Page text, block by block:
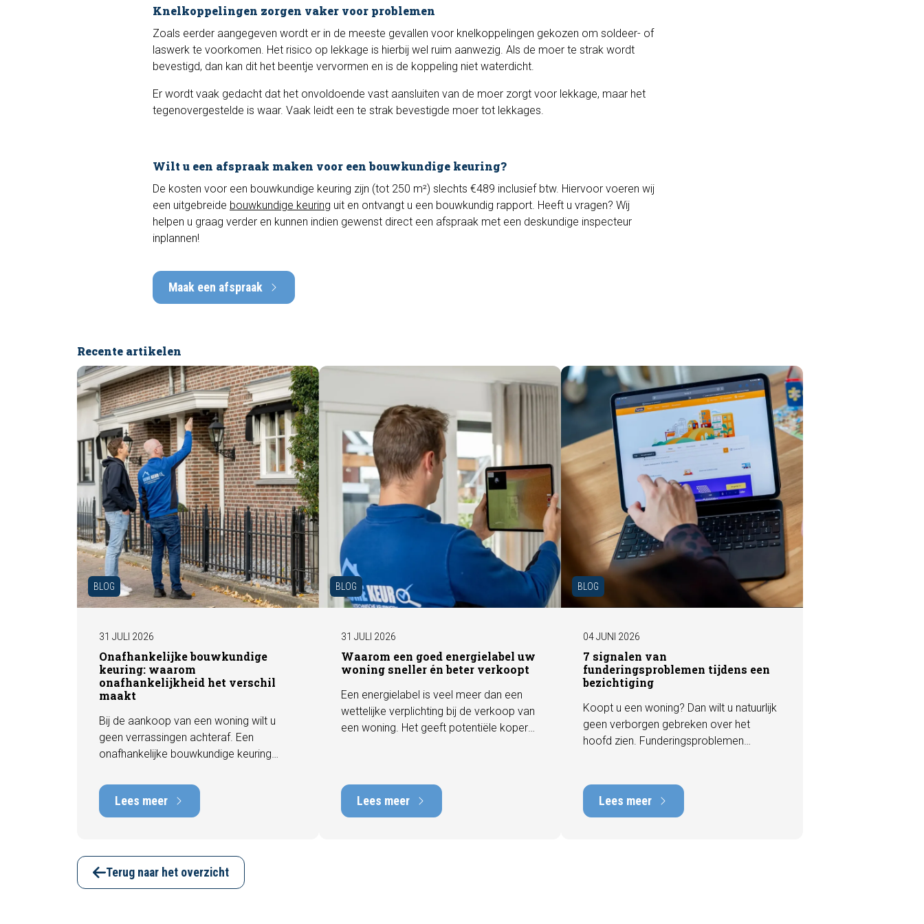
Knelkoppelingen zorgen vaker voor problemen
Zoals eerder aangegeven wordt er in de meeste gevallen voor knelkoppelingen gekozen om soldeer- of
laswerk te voorkomen. Het risico op lekkage is hierbij wel ruim aanwezig. Als de moer te strak wordt
bevestigd, dan kan dit het beentje vervormen en is de koppeling niet waterdicht.
Er wordt vaak gedacht dat het onvoldoende vast aansluiten van de moer zorgt voor lekkage, maar het
tegenovergestelde is waar. Vaak leidt een te strak bevestigde moer tot lekkages.
Wilt u een afspraak maken voor een bouwkundige keuring?
De kosten voor een bouwkundige keuring zijn (tot 250 m²) slechts €489 inclusief btw. Hiervoor voeren wij
een uitgebreide bouwkundige keuring uit en ontvangt u een bouwkundig rapport. Heeft u vragen? Wij
helpen u graag verder en kunnen indien gewenst direct een afspraak met een deskundige inspecteur
inplannen!
Maak een afspraak
Recente artikelen
BLOG
31 JULI 2026
Onafhankelijke bouwkundige
keuring: waarom
onafhankelijkheid het verschil
maakt
Bij de aankoop van een woning wilt u
geen verrassingen achteraf. Een
onafhankelijke bouwkundige keuring
technische staat van de woning, inclusief
eventuele gebreken, onderhoudspunten
en te verwachten herstelkosten. In deze
zo belangrijk is en hoe een deskundige
bouwkundige inspectie u helpt om met
vertrouwen een woning te kopen of te
Lees meer
BLOG
31 JULI 2026
Waarom een goed energielabel uw
woning sneller én beter verkoopt
Een energielabel is veel meer dan een
wettelijke verplichting bij de verkoop van
een woning. Het geeft potentiële kopers
waarde. In deze blog leggen we uit
waarom een actueel energielabel
Lees meer
BLOG
04 JUNI 2026
7 signalen van
funderingsproblemen tijdens een
bezichtiging
Koopt u een woning? Dan wilt u natuurlijk
geen verborgen gebreken over het
hoofd zien. Funderingsproblemen
met herstelkosten die kunnen oplopen
tot tienduizenden euro's. Gelukkig zijn er
Lees meer
Terug naar het overzicht